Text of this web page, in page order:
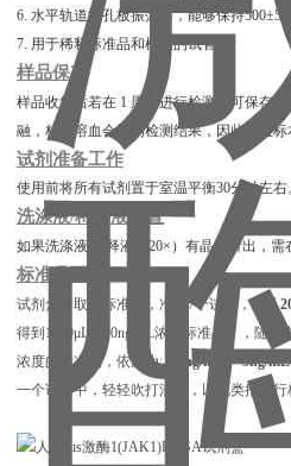
6. 水平轨道微孔板振荡器，能够保持500±50
7. 用于稀释标准品和样品的试管。
样品保存
样品收集后若在 1 周内进行检测的可保存
融，标本溶血会影响检测结果，因此溶血标
试剂准备工作
使用前将所有试剂置于室温平衡30分钟左右
洗涤液/稀释液配置
如果洗涤液/稀释液（20×）有晶体析出，
标准品配置
试剂盒中取出标准品，准备7个试管，先从
得到1000μL的10ng/mL浓度标准品），随
浓度的标准品，依次为:
10ng/mL、 5ng/
一个试管中，轻轻吹打混匀，以此类推进